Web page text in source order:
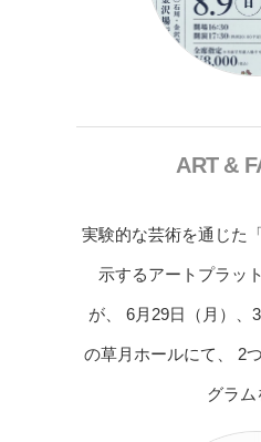
ART &
実験的な芸術を通じた
示するアートプラッ
が、 6月29日（月）、
の草月ホールにて、 2
グラム